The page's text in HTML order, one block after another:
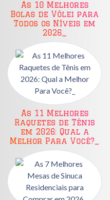
As 10 Melhores
Bolas de Vôlei para
Todos os Níveis em
2026_
As 11 Melhores
Raquetes de Tênis
em 2026: Qual a
Melhor Para Você?_